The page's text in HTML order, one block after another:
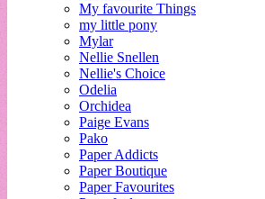
My favourite Things
my little pony
Mylar
Nellie Snellen
Nellie's Choice
Odelia
Orchidea
Paige Evans
Pako
Paper Addicts
Paper Boutique
Paper Favourites